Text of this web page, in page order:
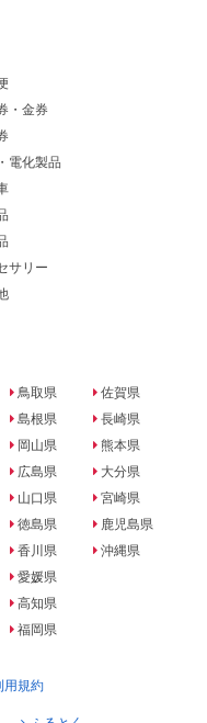
・金券
電化製品
サリー
鳥取県
島根県
岡山県
広島県
山口県
徳島県
香川県
愛媛県
高知県
福岡県
佐賀県
長崎県
熊本県
大分県
宮崎県
鹿児島県
沖縄県
用規約